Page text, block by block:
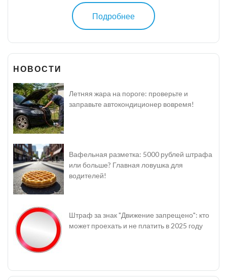
Подробнее
НОВОСТИ
Летняя жара на пороге: проверьте и
заправьте автокондиционер вовремя!
Вафельная разметка: 5000 рублей штрафа
или больше? Главная ловушка для
водителей!
Штраф за знак "Движение запрещено": кто
может проехать и не платить в 2025 году